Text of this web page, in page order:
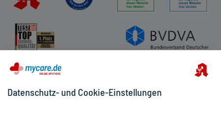
Datenschutz- und Cookie-Einstellungen